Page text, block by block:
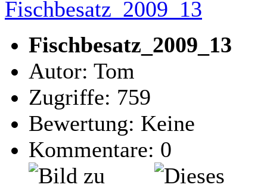
Fischbesatz_2009_13
Autor: Tom
Zugriffe: 759
Bewertung: Keine
Kommentare: 0